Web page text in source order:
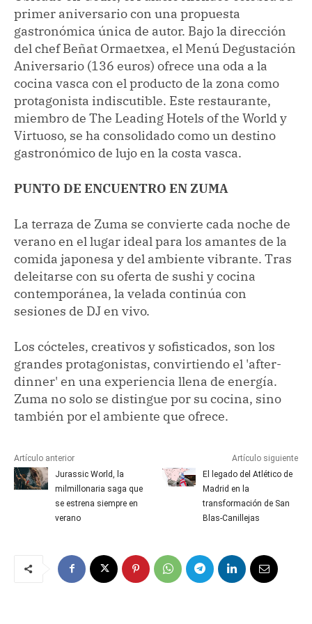
primer aniversario con una propuesta
gastronómica única de autor. Bajo la dirección
del chef Beñat Ormaetxea, el Menú Degustación
Aniversario (136 euros) ofrece una oda a la
cocina vasca con el producto de la zona como
protagonista indiscutible. Este restaurante,
miembro de The Leading Hotels of the World y
Virtuoso, se ha consolidado como un destino
gastronómico de lujo en la costa vasca.
PUNTO DE ENCUENTRO EN ZUMA
La terraza de Zuma se convierte cada noche de
verano en el lugar ideal para los amantes de la
comida japonesa y del ambiente vibrante. Tras
deleitarse con su oferta de sushi y cocina
contemporánea, la velada continúa con
sesiones de DJ en vivo.
Los cócteles, creativos y sofisticados, son los
grandes protagonistas, convirtiendo el 'after-
dinner' en una experiencia llena de energía.
Zuma no solo se distingue por su cocina, sino
también por el ambiente que ofrece.
Artículo anterior
Jurassic World, la
milmillonaria saga que
se estrena siempre en
verano
Artículo siguiente
El legado del Atlético de
Madrid en la
transformación de San
Blas-Canillejas